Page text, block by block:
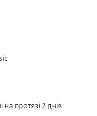
на протязі 2 днів